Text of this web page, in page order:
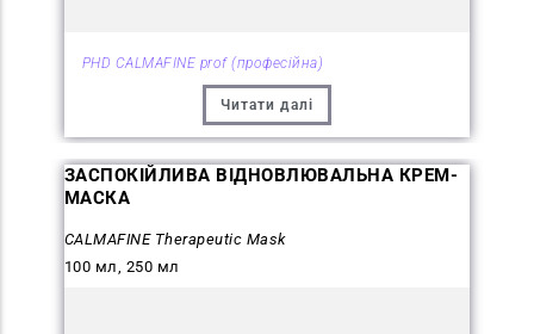
PHD CALMAFINE prof (професійна)
Читати далі
ЗАСПОКІЙЛИВА ВІДНОВЛЮВАЛЬНА КРЕМ-
МАСКА
CALMAFINE Therapeutic Mask
100 мл, 250 мл